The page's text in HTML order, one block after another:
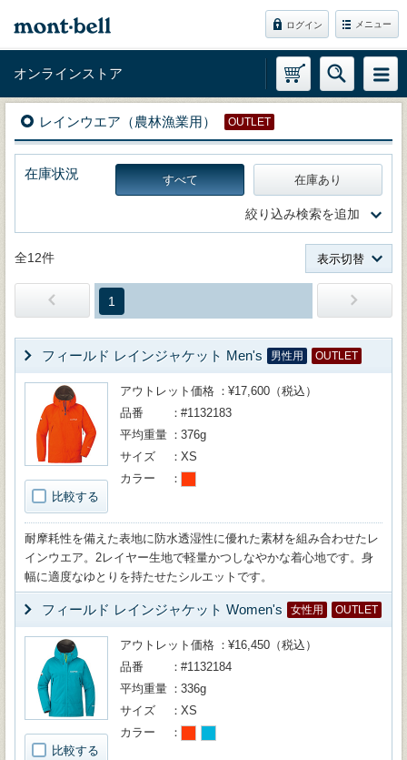
ログイン メニュー
オンラインストア
レインウエア（農林漁業用） OUTLET
在庫状況 すべて 在庫あり
絞り込み検索を追加
全12件 表示切替
1
フィールド レインジャケット Men's 男性用 OUTLET
比較する
アウトレット価格
¥17,600（税込）
品番
#1132183
平均重量
376g
サイズ
XS
カラー
耐摩耗性を備えた表地に防水透湿性に優れた素材を組み合わせたレ
インウエア。2レイヤー生地で軽量かつしなやかな着心地です。身
幅に適度なゆとりを持たせたシルエットです。
フィールド レインジャケット Women's 女性用 OUTLET
比較する
アウトレット価格
¥16,450（税込）
品番
#1132184
平均重量
336g
サイズ
XS
カラー